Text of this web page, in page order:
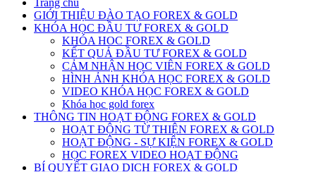
Trang chủ
GIỚI THIỆU ĐÀO TẠO FOREX & GOLD
KHÓA HỌC ĐẦU TƯ FOREX & GOLD
KHÓA HOC FOREX & GOLD
KẾT QUẢ ĐẦU TƯ FOREX & GOLD
CẢM NHẬN HỌC VIÊN FOREX & GOLD
HÌNH ẢNH KHÓA HỌC FOREX & GOLD
VIDEO KHÓA HỌC FOREX & GOLD
Khóa học gold forex
THÔNG TIN HOẠT ĐỘNG FOREX & GOLD
HOẠT ĐỘNG TỪ THIỆN FOREX & GOLD
HOẠT ĐỘNG - SỰ KIỆN FOREX & GOLD
HỌC FOREX VIDEO HOẠT ĐỘNG
BÍ QUYẾT GIAO DỊCH FOREX & GOLD